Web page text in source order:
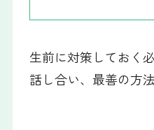
生前に対策しておく
話し合い、最善の方